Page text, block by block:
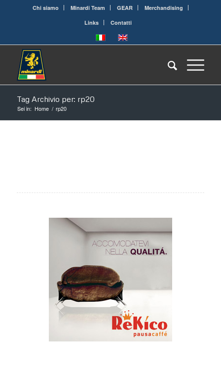
Chi siamo Minardi Team GEAR
Merchandising
Links
Contatti
Tag Archivio per: rp20
Sei in: Home / rp20